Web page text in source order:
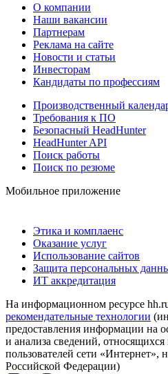
О компании
Наши вакансии
Партнерам
Реклама на сайте
Новости и статьи
Инвесторам
Кандидаты по профессиям
Производственный
Требования к ПО
Безопасный HeadHunter
HeadHunter API
Поиск работы
Поиск по резюме
Мобильное приложение
Этика и комплаенс
Оказание услуг
Использование сайтов
Защита персональных
ИТ аккредитация
На информационном ресурсе
рекомендательные технологии
предоставления информации на
и анализа сведений,
пользователей сети «Интернет»,
Российской Федерации)